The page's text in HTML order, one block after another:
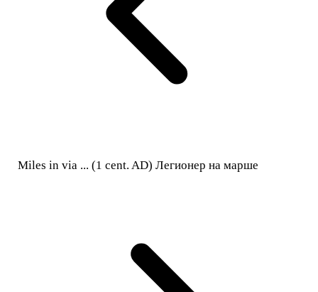
Miles in via ... (1 cent. AD) Легионер на марше